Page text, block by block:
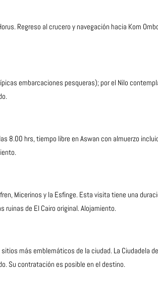
Regreso al crucero y navegación hacia Kom
embarcaciones pesqueras); por el Nilo
8.00 hrs, tiempo libre en Aswan con almuerzo
Micerinos y la Esfinge. Esta visita tiene una
ruinas de El Cairo original. Alojamiento.
más emblemáticos de la ciudad. La Ciudadela
Su contratación es posible en el destino.